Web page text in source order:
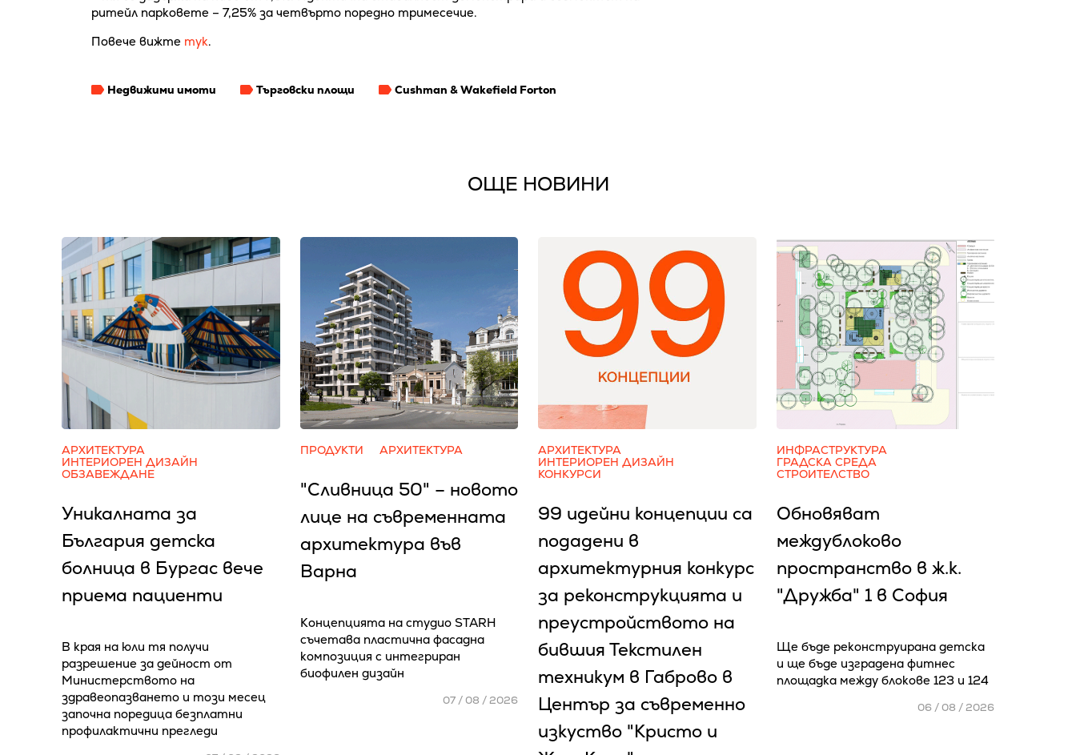
ритейл парковете – 7,25% за четвърто поредно тримесечие.
Повече вижте тук.
Недвижими имоти Търговски площи Cushman & Wakefield Forton
ОЩЕ НОВИНИ
АРХИТЕКТУРА
ИНТЕРИОРЕН ДИЗАЙН
ОБЗАВЕЖДАНЕ
Уникалната за
България детска
болница в Бургас вече
приема пациенти
В края на юли тя получи
разрешение за дейност от
Министерството на
здравеопазването и този месец
започна поредица безплатни
профилактични прегледи
ПРОДУКТИ АРХИТЕКТУРА
"Сливница 50" – новото
лице на съвременната
архитектура във
Варна
Концепцията на студио STARH
съчетава пластична фасадна
композиция с интегриран
биофилен дизайн
07 / 08 / 2026
АРХИТЕКТУРА
ИНТЕРИОРЕН ДИЗАЙН
КОНКУРСИ
99 идейни концепции са
подадени в
архитектурния конкурс
за реконструкцията и
преустройството на
бившия Текстилен
техникум в Габрово в
Център за съвременно
изкуство "Кристо и
ИНФРАСТРУКТУРА
ГРАДСКА СРЕДА
СТРОИТЕЛСТВО
Обновяват
междублоково
пространство в ж.к.
"Дружба" 1 в София
Ще бъде реконструирана детска
и ще бъде изградена фитнес
площадка между блокове 123 и 124
06 / 08 / 2026